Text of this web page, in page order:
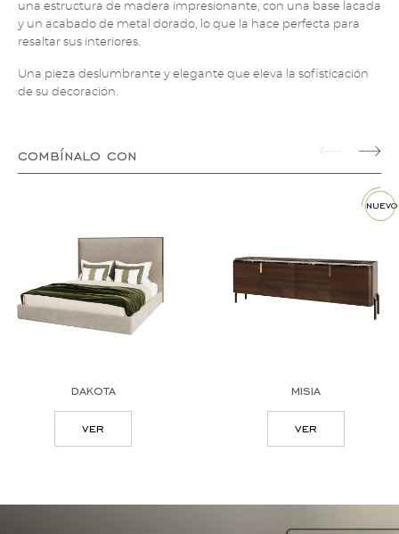
una estructura de madera impresionante, con una base lacada
y un acabado de metal dorado, lo que la hace perfecta para
resaltar sus interiores.
Una pieza deslumbrante y elegante que eleva la sofisticación
de su decoración.
combínalo con
dakota
ver
nuevo
misia
ver